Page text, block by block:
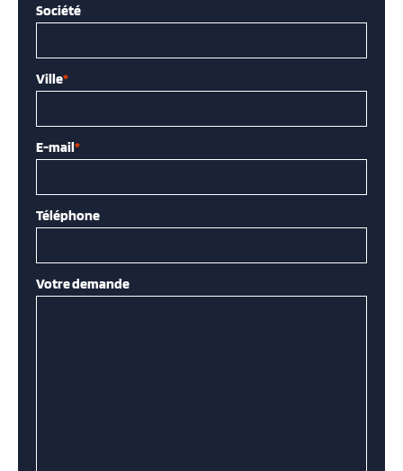
Société
Ville*
E-mail*
Téléphone
Votre demande